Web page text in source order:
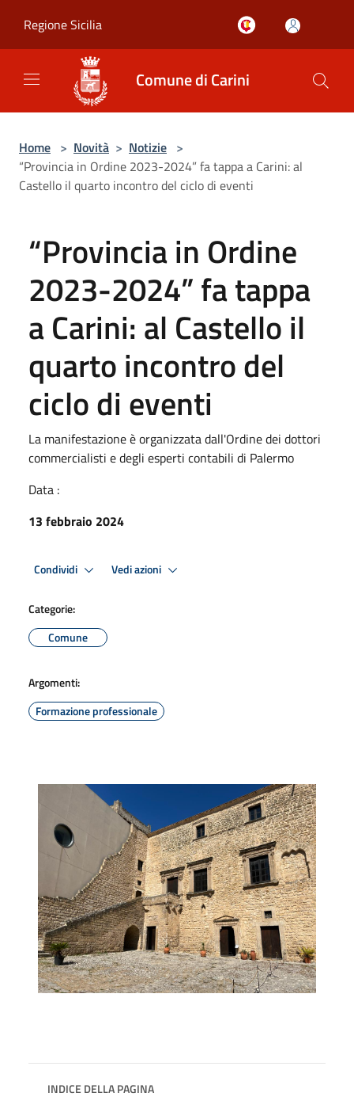
Regione Sicilia
Comune di Carini
Home > Novità > Notizie >
“Provincia in Ordine 2023-2024” fa tappa a Carini: al
Castello il quarto incontro del ciclo di eventi
“Provincia in Ordine
2023-2024” fa tappa
a Carini: al Castello il
quarto incontro del
ciclo di eventi
La manifestazione è organizzata dall'Ordine dei dottori
commercialisti e degli esperti contabili di Palermo
Data :
13 febbraio 2024
Condividi Vedi azioni
Categorie:
Comune
Argomenti:
Formazione professionale
INDICE DELLA PAGINA